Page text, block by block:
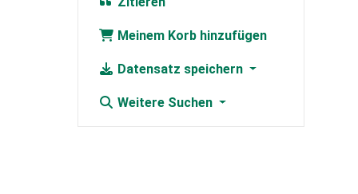
Meinem Korb hinzufügen
Datensatz speichern
Weitere Suchen